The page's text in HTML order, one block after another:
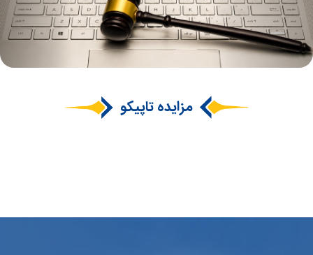
مزایده تاپیکو